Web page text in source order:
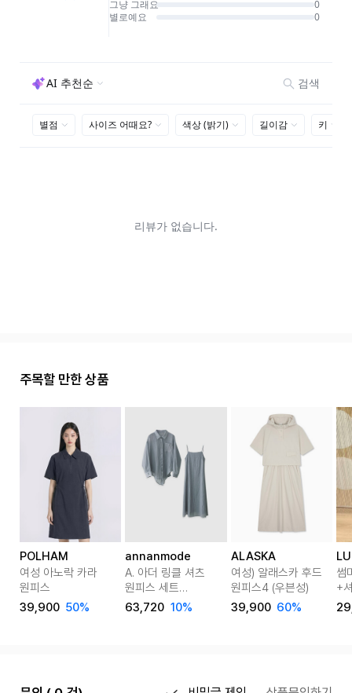
주목할 만한 상품
POLHAM
여성 아노락 카라
원피스
39,900 50%
annanmode
A. 아더 링클 셔츠
원피스 세트
[드레스E0119P02]
63,720 10%
ALASKA
여성) 알래스카 후드
원피스4 (우븐성)
39,900 60%
썸
+